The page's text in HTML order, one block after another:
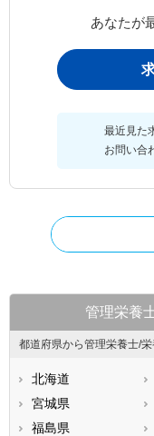
あなたが
最近見た
お問い合
管理栄養
都道府県から管理栄養士/
北海道
宮城県
福島県